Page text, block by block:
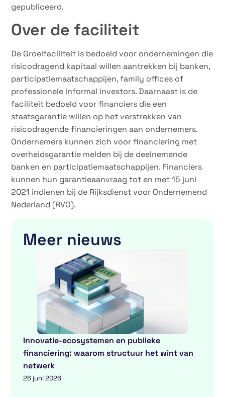
gepubliceerd.
Over de faciliteit
De Groeifaciliteit is bedoeld voor ondernemingen die
risicodragend kapitaal willen aantrekken bij banken,
participatiemaatschappijen, family offices of
professionele informal investors. Daarnaast is de
faciliteit bedoeld voor financiers die een
staatsgarantie willen op het verstrekken van
risicodragende financieringen aan ondernemers.
Ondernemers kunnen zich voor financiering met
overheidsgarantie melden bij de deelnemende
banken en participatiemaatschappijen. Financiers
kunnen hun garantieaanvraag tot en met 15 juni
2021 indienen bij de Rijksdienst voor Ondernemend
Nederland (RVO).
Meer nieuws
Innovatie-ecosystemen en publieke
financiering: waarom structuur het wint van
netwerk
26 juni 2026